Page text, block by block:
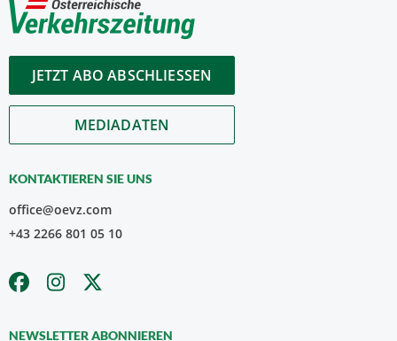
JETZT ABO ABSCHLIESSEN
MEDIADATEN
KONTAKTIEREN SIE UNS
office@oevz.com
+43 2266 801 05 10
NEWSLETTER ABONNIEREN